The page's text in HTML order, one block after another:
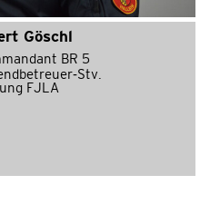
Göschl
BR 5
Stv.
FJLA